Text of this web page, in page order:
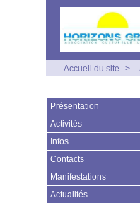
Accueil du site >
Présentation
Activités
Infos
Contacts
Manifestations
Actualités